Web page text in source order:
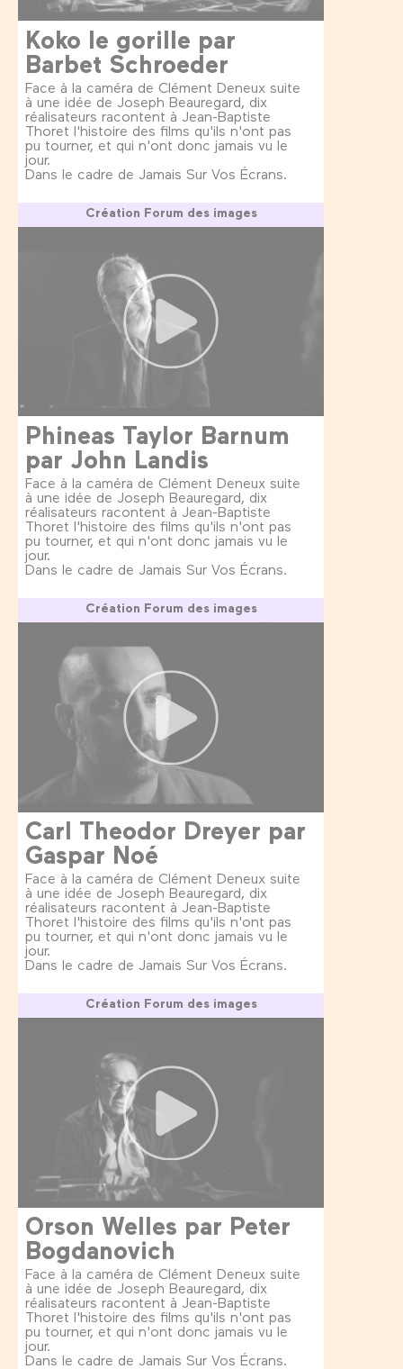
Koko le gorille par
Barbet Schroeder
Face à la caméra de Clément Deneux suite
à une idée de Joseph Beauregard, dix
réalisateurs racontent à Jean-Baptiste
Thoret l'histoire des films qu'ils n'ont pas
pu tourner, et qui n'ont donc jamais vu le
jour.
Dans le cadre de Jamais Sur Vos Écrans.
Création Forum des images
Phineas Taylor Barnum
par John Landis
Face à la caméra de Clément Deneux suite
à une idée de Joseph Beauregard, dix
réalisateurs racontent à Jean-Baptiste
Thoret l'histoire des films qu'ils n'ont pas
pu tourner, et qui n'ont donc jamais vu le
jour.
Dans le cadre de Jamais Sur Vos Écrans.
Création Forum des images
Carl Theodor Dreyer par
Gaspar Noé
Face à la caméra de Clément Deneux suite
à une idée de Joseph Beauregard, dix
réalisateurs racontent à Jean-Baptiste
Thoret l'histoire des films qu'ils n'ont pas
pu tourner, et qui n'ont donc jamais vu le
jour.
Dans le cadre de Jamais Sur Vos Écrans.
Création Forum des images
Orson Welles par Peter
Bogdanovich
Face à la caméra de Clément Deneux suite
à une idée de Joseph Beauregard, dix
réalisateurs racontent à Jean-Baptiste
Thoret l'histoire des films qu'ils n'ont pas
pu tourner, et qui n'ont donc jamais vu le
jour.
Dans le cadre de Jamais Sur Vos Écrans.